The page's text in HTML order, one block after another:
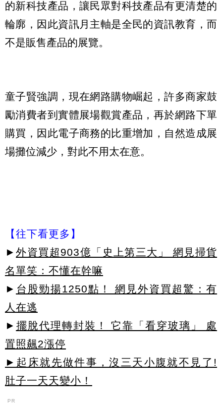
的新科技產品，讓民眾對科技產品有更清楚的
輪廓，因此資訊月主軸是全民的資訊教育，而
不是販售產品的展覽。
童子賢強調，現在網路購物崛起，許多商家鼓
勵消費者到實體展場觀賞產品，再於網路下單
購買，因此電子商務的比重增加，自然造成展
場攤位減少，對此不用太在意。
【往下看更多】
► 外資買超903億「史上第三大」 網見掃貨
名單笑：不懂在幹嘛
► 台股勁揚1250點！ 網見外資買超驚：有
人在逃
► 擺脫代理轉封裝！ 它靠「看穿玻璃」 處
置照飆2漲停
►起床就先做件事，沒三天小腹就不見了!
肚子一天天變小！
PR